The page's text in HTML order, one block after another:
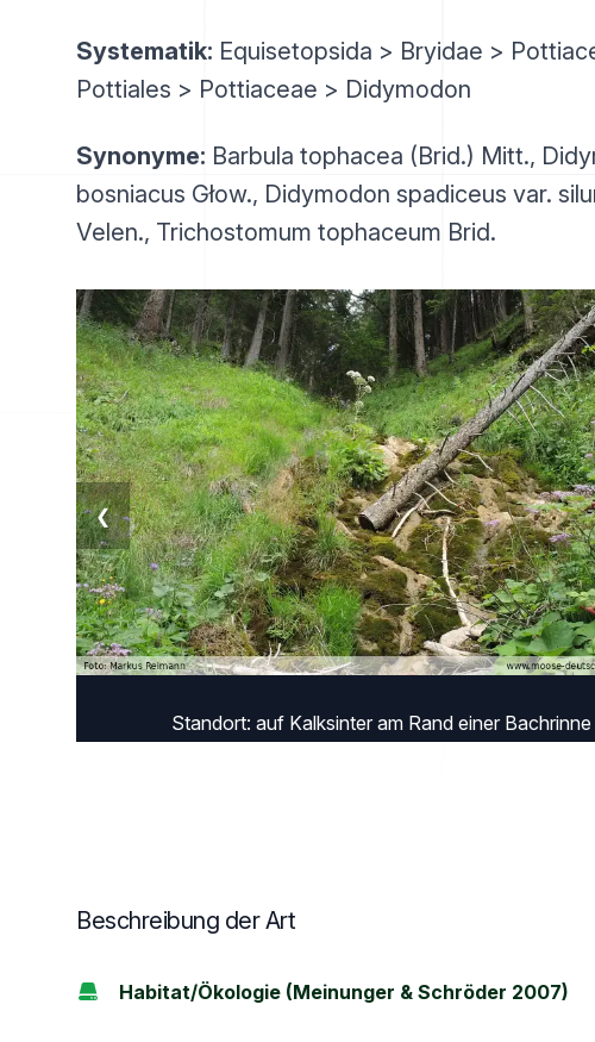
Systematik: Equisetopsida > Bryidae >
Pottiales > Pottiaceae > Didymodon
Synonyme: Barbula tophacea (Brid.) Mitt.,
bosniacus Głow., Didymodon spadiceus var.
Velen., Trichostomum tophaceum Brid.
Standort: auf Kalksinter am Rand einer Bachrinne
❮
Beschreibung der Art
Habitat/Ökologie (Meinunger & Schröder 2007)